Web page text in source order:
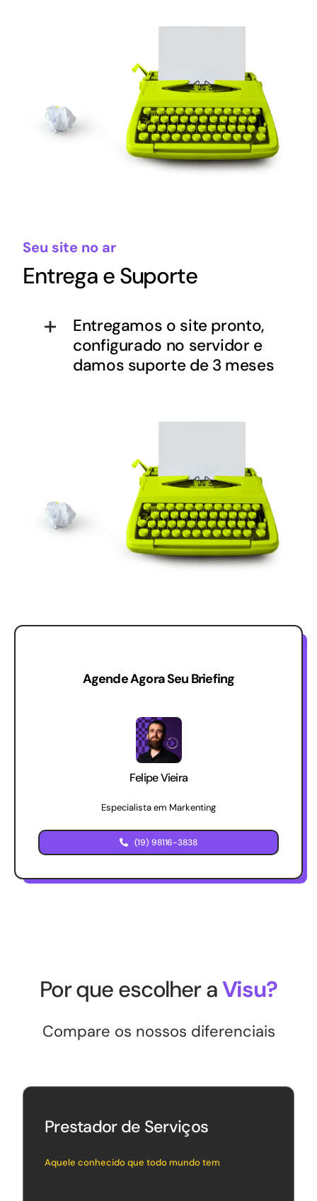
Seu site no ar
Entrega e Suporte
Entregamos o site pronto,
configurado no servidor e
damos suporte de 3 meses
Agende Agora Seu Briefing
Felipe Vieira
Especialista em Markenting
(19) 98116-3838
Por que escolher aVisu?
Compare os nossos diferenciais
Prestador de Serviços
Aquele conhecido que todo mundo tem